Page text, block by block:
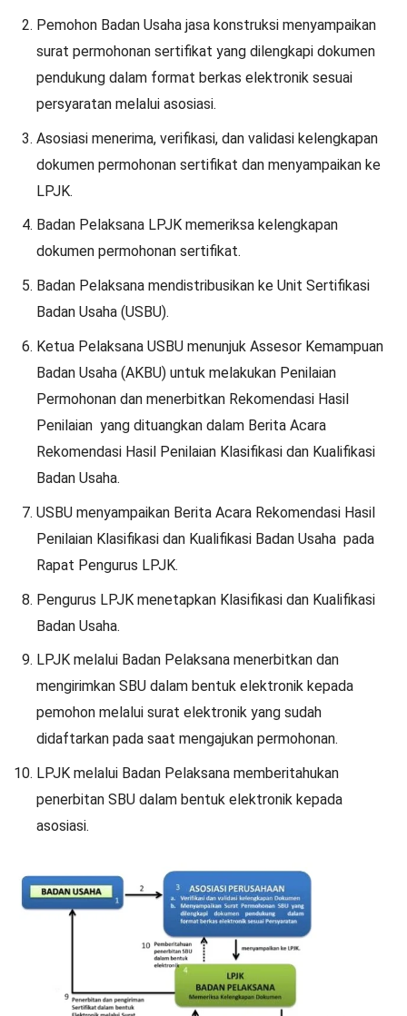
Pemohon Badan Usaha jasa konstruksi menyampaikan
surat permohonan sertifikat yang dilengkapi dokumen
pendukung dalam format berkas elektronik sesuai
persyaratan melalui asosiasi.
Asosiasi menerima, verifikasi, dan validasi kelengkapan
dokumen permohonan sertifikat dan menyampaikan ke
LPJK.
Badan Pelaksana LPJK memeriksa kelengkapan
dokumen permohonan sertifikat.
Badan Pelaksana mendistribusikan ke Unit Sertifikasi
Badan Usaha (USBU).
Ketua Pelaksana USBU menunjuk Assesor Kemampuan
Badan Usaha (AKBU) untuk melakukan Penilaian
Permohonan dan menerbitkan Rekomendasi Hasil
Penilaian yang dituangkan dalam Berita Acara
Rekomendasi Hasil Penilaian Klasifikasi dan Kualifikasi
Badan Usaha.
USBU menyampaikan Berita Acara Rekomendasi Hasil
Penilaian Klasifikasi dan Kualifikasi Badan Usaha pada
Rapat Pengurus LPJK.
Pengurus LPJK menetapkan Klasifikasi dan Kualifikasi
Badan Usaha.
LPJK melalui Badan Pelaksana menerbitkan dan
mengirimkan SBU dalam bentuk elektronik kepada
pemohon melalui surat elektronik yang sudah
didaftarkan pada saat mengajukan permohonan.
LPJK melalui Badan Pelaksana memberitahukan
penerbitan SBU dalam bentuk elektronik kepada
asosiasi.